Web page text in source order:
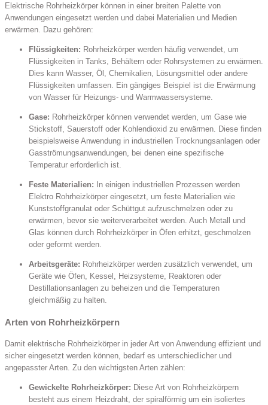
Elektrische Rohrheizkörper können in einer breiten Palette von
Anwendungen eingesetzt werden und dabei Materialien und Medien
erwärmen. Dazu gehören:
Flüssigkeiten: Rohrheizkörper werden häufig verwendet, um
Flüssigkeiten in Tanks, Behältern oder Rohrsystemen zu erwärmen.
Dies kann Wasser, Öl, Chemikalien, Lösungsmittel oder andere
Flüssigkeiten umfassen. Ein gängiges Beispiel ist die Erwärmung
von Wasser für Heizungs- und Warmwassersysteme.
Gase: Rohrheizkörper können verwendet werden, um Gase wie
Stickstoff, Sauerstoff oder Kohlendioxid zu erwärmen. Diese finden
beispielsweise Anwendung in industriellen Trocknungsanlagen oder
Gasströmungsanwendungen, bei denen eine spezifische
Temperatur erforderlich ist.
Feste Materialien:
In einigen industriellen Prozessen werden
Elektro Rohrheizkörper eingesetzt, um feste Materialien wie
Kunststoffgranulat oder Schüttgut aufzuschmelzen oder zu
erwärmen, bevor sie weiterverarbeitet werden. Auch Metall und
Glas können durch Rohrheizkörper in Öfen erhitzt, geschmolzen
oder geformt werden.
Arbeitsgeräte: Rohrheizkörper werden zusätzlich verwendet, um
Geräte wie Öfen, Kessel, Heizsysteme, Reaktoren oder
Destillationsanlagen zu beheizen und die Temperaturen
gleichmäßig zu halten.
Arten von Rohrheizkörpern
Damit elektrische Rohrheizkörper in jeder Art von Anwendung effizient und
sicher eingesetzt werden können, bedarf es unterschiedlicher und
angepasster Arten. Zu den wichtigsten Arten zählen:
Gewickelte Rohrheizkörper: Diese Art von Rohrheizkörpern
besteht aus einem Heizdraht, der spiralförmig um ein isoliertes